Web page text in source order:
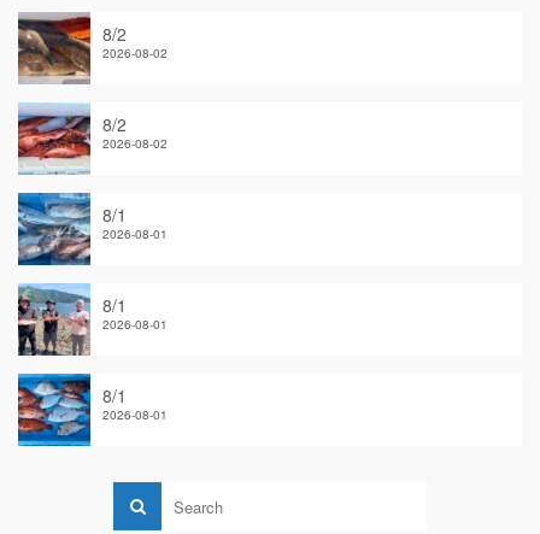
8/2
2026-08-02
8/2
2026-08-02
8/1
2026-08-01
8/1
2026-08-01
8/1
2026-08-01